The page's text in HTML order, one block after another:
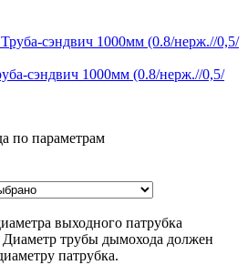
сэндвич 1000мм (0.8/нерж.//0,5/
по параметрам
выходного патрубка
Диаметр трубы дымохода должен
патрубка.